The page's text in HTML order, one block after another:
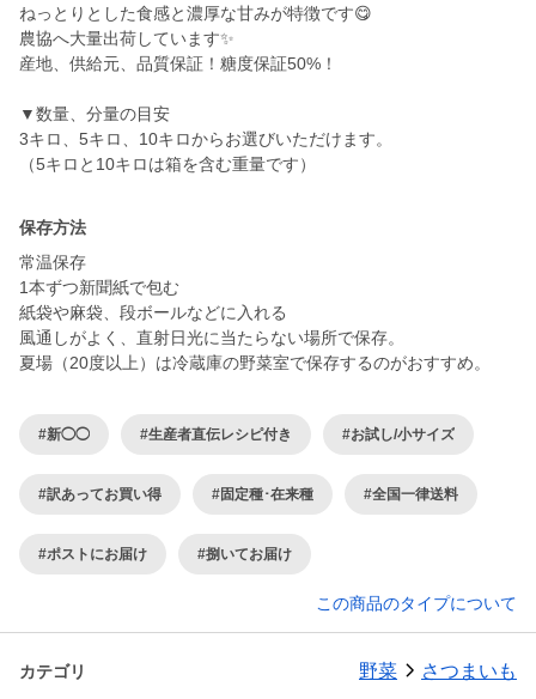
ねっとりとした食感と濃厚な甘みが特徴です😋
農協へ大量出荷しています✨
産地、供給元、品質保証！糖度保証50%！
▼数量、分量の目安
3キロ、5キロ、10キロからお選びいただけます。
（5キロと10キロは箱を含む重量です）
保存方法
常温保存
1本ずつ新聞紙で包む
紙袋や麻袋、段ボールなどに入れる
風通しがよく、直射日光に当たらない場所で保存。
夏場（20度以上）は冷蔵庫の野菜室で保存するのがおすすめ。
#新◯◯ #生産者直伝レシピ付き #お試し/小サイズ
#訳あってお買い得 #固定種･在来種 #全国一律送料
#ポストにお届け #捌いてお届け
この商品のタイプについて
カテゴリ 野菜 さつまいも